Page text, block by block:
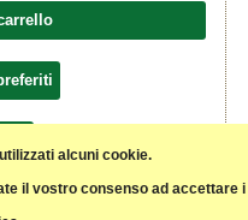
alcuni cookie.
il vostro consenso ad accettare i